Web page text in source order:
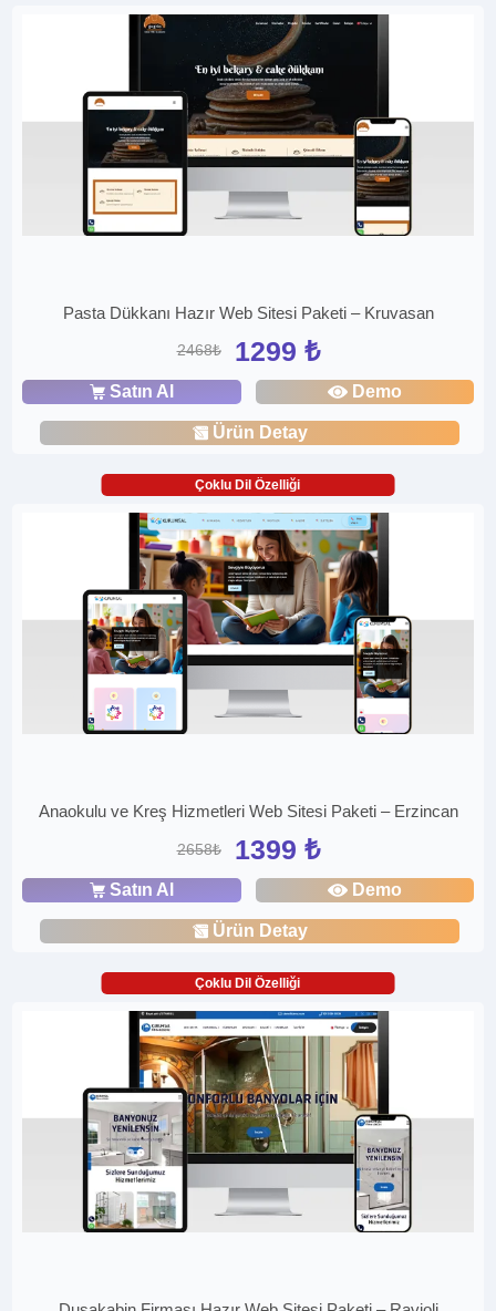
Pasta Dükkanı Hazır Web Sitesi Paketi – Kruvasan
2468₺ 1299 ₺
Satın Al Demo
Ürün Detay
Çoklu Dil Özelliği
Anaokulu ve Kreş Hizmetleri Web Sitesi Paketi – Erzincan
2658₺ 1399 ₺
Satın Al Demo
Ürün Detay
Çoklu Dil Özelliği